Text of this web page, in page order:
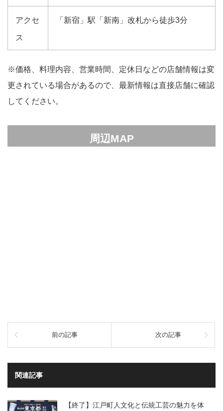
アクセ
ス
「新宿」駅「新南」改札から徒歩3分
※価格、料理内容、営業時間、定休日などの店舗情報は変
更されている場合があるので、最新情報は直接店舗に確認
してください。
周辺MAP
前の記事 次の記事
関連記事
【終了】江戸町人文化と伝統工芸の魅力を体